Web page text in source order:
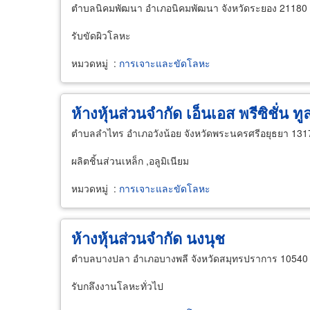
ตำบลนิคมพัฒนา อำเภอนิคมพัฒนา จังหวัดระยอง 21180
รับขัดผิวโลหะ
หมวดหมู่ : การเจาะและขัดโลหะ
ห้างหุ้นส่วนจำกัด เอ็นเอส พรีซิชั่น ทู
ตำบลลำไทร อำเภอวังน้อย จังหวัดพระนครศรีอยุธยา
ผลิตชิ้นส่วนเหล็ก ,อลูมิเนียม
หมวดหมู่ : การเจาะและขัดโลหะ
ห้างหุ้นส่วนจำกัด นงนุช
ตำบลบางปลา อำเภอบางพลี จังหวัดสมุทรปราการ 10540
รับกลึงงานโลหะทั่วไป